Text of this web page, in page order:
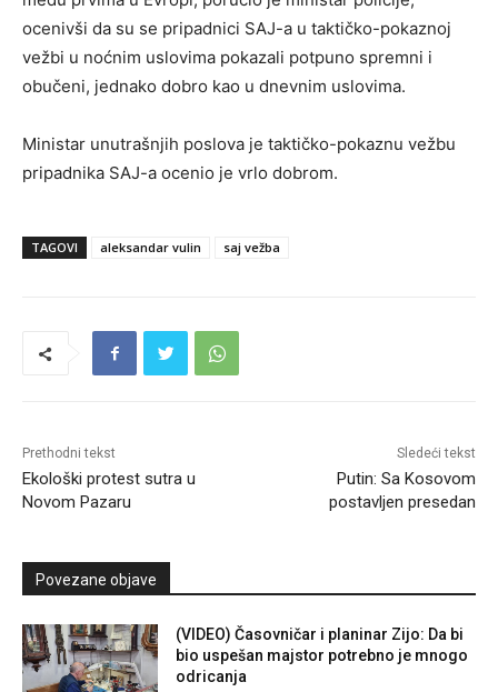
ocenivši da su se pripadnici SAJ-a u taktičko-pokaznoj
vežbi u noćnim uslovima pokazali potpuno spremni i
obučeni, jednako dobro kao u dnevnim uslovima.
Ministar unutrašnjih poslova je taktičko-pokaznu vežbu
pripadnika SAJ-a ocenio je vrlo dobrom.
TAGOVI aleksandar vulin saj vežba
Prethodni tekst
Ekološki protest sutra u
Novom Pazaru
Sledeći tekst
Putin: Sa Kosovom
postavljen presedan
Povezane objave
(VIDEO) Časovničar i planinar Zijo: Da bi
bio uspešan majstor potrebno je mnogo
odricanja